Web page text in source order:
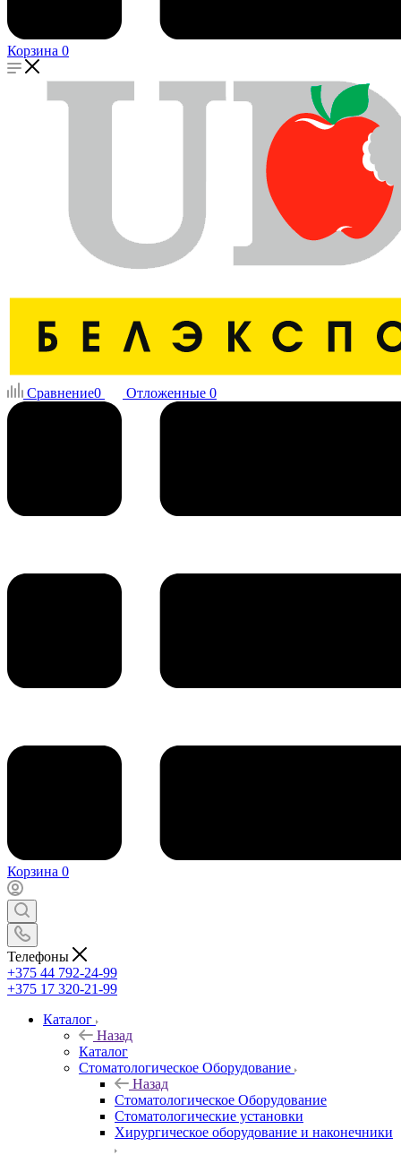
Корзина 0
Сравнение0 Отложенные 0
Корзина 0
Телефоны
+375 44 792-24-99
+375 17 320-21-99
Каталог
Назад
Каталог
Стоматологическое Оборудование
Назад
Стоматологическое Оборудование
Стоматологические установки
Хирургическое оборудование и наконечники